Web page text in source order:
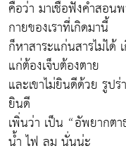
คือว่า มาเชื่อฟังคำสอน
กายของเราที่เกิดมานี้
ก็หาสาระแก่นสารไม่ได้
แก่ต้องเจ็บต้องตาย
และเขาไม่ยินดีด้วย รูปร่
ยินดี
เพิ่นว่า เป็น “อัพยากต
น้ำ ไฟ ลม นั่นน่ะ